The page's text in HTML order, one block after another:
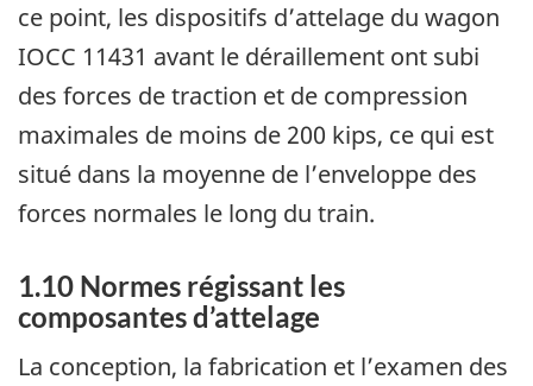
ce point, les dispositifs d’attelage du wagon
IOCC 11431 avant le déraillement ont subi
des forces de traction et de compression
maximales de moins de 200 kips, ce qui est
situé dans la moyenne de l’enveloppe des
forces normales le long du train.
1.10 Normes régissant les
composantes d’attelage
La conception, la fabrication et l’examen des